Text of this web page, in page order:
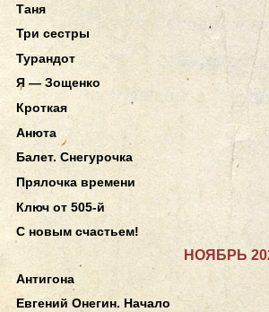
Таня
Три сестры
Турандот
Я — Зощенко
Кроткая
Анюта
Балет. Снегурочка
Прялочка времени
Ключ от 505-й
С новым счастьем!
НОЯБРЬ
Антигона
Евгений Онегин. Начало